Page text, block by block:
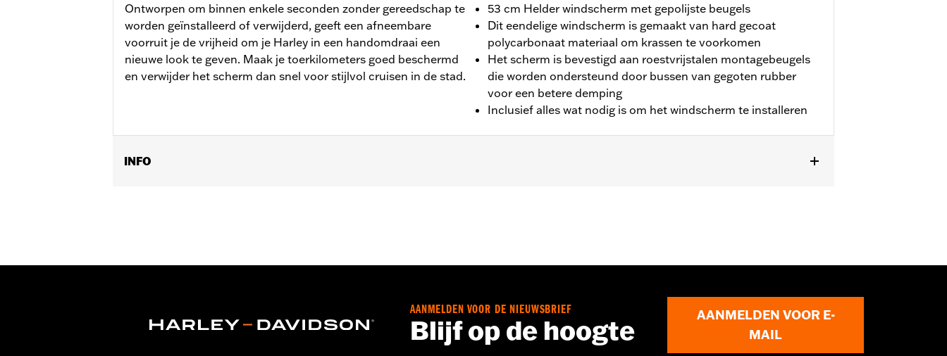
Ontworpen om binnen enkele seconden zonder gereedschap te
worden geïnstalleerd of verwijderd, geeft een afneembare
voorruit je de vrijheid om je Harley in een handomdraai een
nieuwe look te geven. Maak je toerkilometers goed beschermd
en verwijder het scherm dan snel voor stijlvol cruisen in de stad.
53 cm Helder windscherm met gepolijste beugels
Dit eendelige windscherm is gemaakt van hard gecoat
polycarbonaat materiaal om krassen te voorkomen
Het scherm is bevestigd aan roestvrijstalen montagebeugels
die worden ondersteund door bussen van gegoten rubber
voor een betere demping
Inclusief alles wat nodig is om het windscherm te installeren
INFO
Bevestigingsstijl:Verwijderbaar
In de doos:Compleet windscherm met alle bevestigingsmateriaal
AANMELDEN VOOR DE NIEUWSBRIEF
Blijf op de hoogte
AANMELDEN VOOR E-
MAIL